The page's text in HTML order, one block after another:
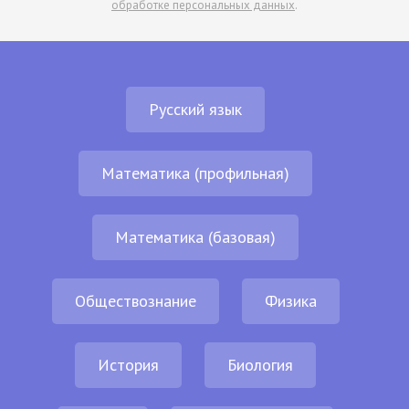
обработке персональных данных.
Русский язык
Математика (профильная)
Математика (базовая)
Обществознание Физика
История Биология